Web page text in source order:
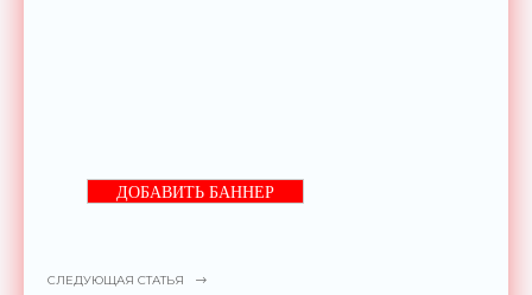
ДОБАВИТЬ БАННЕР
СЛЕДУЮЩАЯ СТАТЬЯ